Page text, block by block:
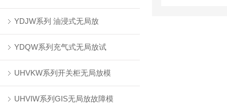
YDJW系列 油浸式无局放
YDQW系列充气式无局放试
UHVKW系列开关柜无局放模
UHVIW系列GIS无局放故障模